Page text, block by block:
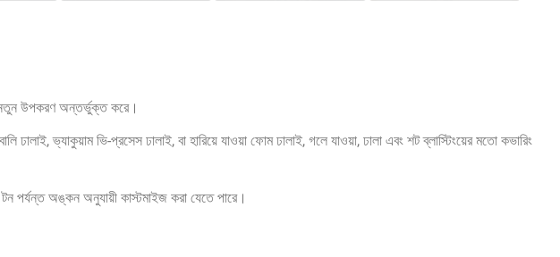
নতুন উপকরণ অন্তর্ভুক্ত করে।
ঢালাই, ভ্যাকুয়াম ভি-প্রসেস ঢালাই, বা হারিয়ে যাওয়া ফোম ঢালাই, গলে যাওয়া, ঢালা এবং শট ব্লাস্টিংয়ের মতো কভারিং
পর্যন্ত অঙ্কন অনুযায়ী কাস্টমাইজ করা যেতে পারে।